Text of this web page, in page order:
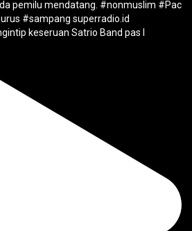
keseruan Satrio Band pas l